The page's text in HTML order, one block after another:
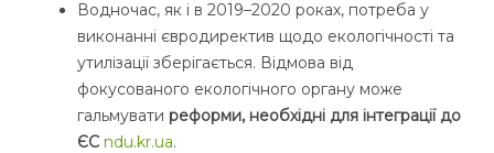
Водночас, як і в 2019–2020 роках, потреба у
виконанні євродиректив щодо екологічності та
утилізації зберігається. Відмова від
фокусованого екологічного органу може
гальмувати реформи, необхідні для інтеграції до
ЄС ndu.kr.ua.